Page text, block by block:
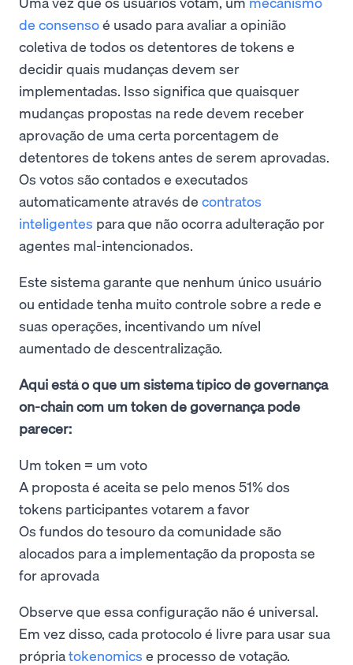
de consensoé usado para avaliar a opinião
coletiva de todos os detentores de tokens e
decidir quais mudanças devem ser
implementadas. Isso significa que quaisquer
mudanças propostas na rede devem receber
aprovação de uma certa porcentagem de
detentores de tokens antes de serem aprovadas.
Os votos são contados e executados
automaticamente através de contratos
inteligentes para que não ocorra adulteração por
agentes mal-intencionados.
Este sistema garante que nenhum único usuário
ou entidade tenha muito controle sobre a rede e
suas operações, incentivando um nível
aumentado de descentralização.
Aqui está o que um sistema típico de governança
on-chain com um token de governança pode
parecer:
Um token = um voto
A proposta é aceita se pelo menos 51% dos
tokens participantes votarem a favor
Os fundos do tesouro da comunidade são
alocados para a implementação da proposta se
for aprovada
Observe que essa configuração não é universal.
Em vez disso, cada protocolo é livre para usar sua
própriatokenomics e processo de votação.